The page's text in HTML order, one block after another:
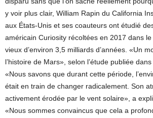
y voir plus clair, William Rapin du California
aux États-Unis et ses coauteurs ont étudié
américain Curiosity récoltées en 2017 dans le
vieux d’environ 3,5 milliards d’années. «Un
l’histoire de Mars», selon l’étude publiée
«Nous savons que durant cette période,
était en train de changer radicalement. Son
activement érodée par le vent solaire», a
«Nous sommes convaincus que cela a